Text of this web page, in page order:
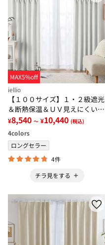
MAX5%off
iellio
【１００サイズ】１・２級遮光
＆断熱保温＆ＵＶ見えにくいレ
ース付カーテンセット＜イージ
ーオーダー・無地・新生活・ホ
ワイト＞
¥8,540 ～ ¥10,440 (税込)
4colors
ロングセラー
4件
チラ見をする